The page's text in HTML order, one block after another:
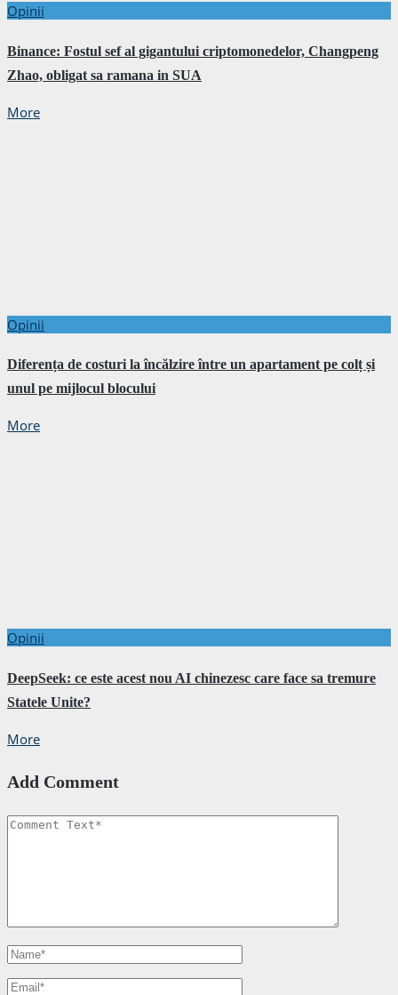
Opinii
Binance: Fostul sef al gigantului criptomonedelor, Changpeng
Zhao, obligat sa ramana in SUA
More
Opinii
Diferența de costuri la încălzire între un apartament pe colț și
unul pe mijlocul blocului
More
Opinii
DeepSeek: ce este acest nou AI chinezesc care face sa tremure
Statele Unite?
More
Add Comment